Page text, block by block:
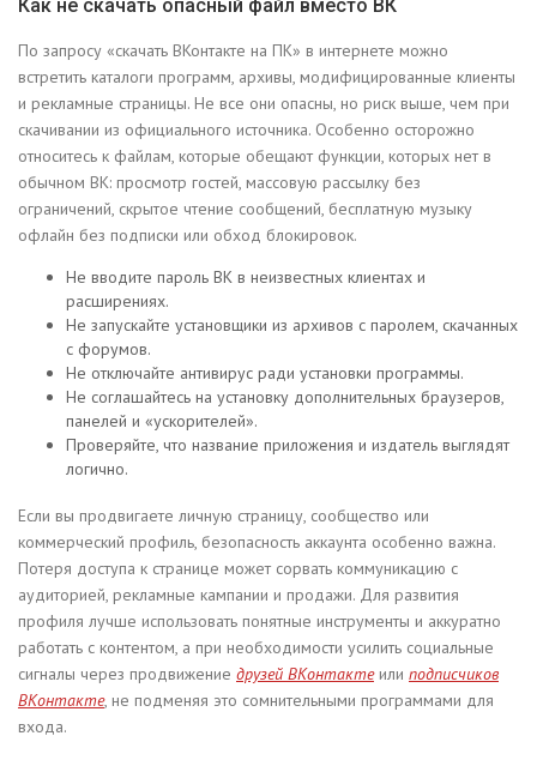
Как не скачать опасный файл вместо ВК
По запросу «скачать ВКонтакте на ПК» в интернете можно
встретить каталоги программ, архивы, модифицированные клиенты
и рекламные страницы. Не все они опасны, но риск выше, чем при
скачивании из официального источника. Особенно осторожно
относитесь к файлам, которые обещают функции, которых нет в
обычном ВК: просмотр гостей, массовую рассылку без
ограничений, скрытое чтение сообщений, бесплатную музыку
офлайн без подписки или обход блокировок.
Не вводите пароль ВК в неизвестных клиентах и
расширениях.
Не запускайте установщики из архивов с паролем, скачанных
с форумов.
Не отключайте антивирус ради установки программы.
Не соглашайтесь на установку дополнительных браузеров,
панелей и «ускорителей».
Проверяйте, что название приложения и издатель выглядят
логично.
Если вы продвигаете личную страницу, сообщество или
коммерческий профиль, безопасность аккаунта особенно важна.
Потеря доступа к странице может сорвать коммуникацию с
аудиторией, рекламные кампании и продажи. Для развития
профиля лучше использовать понятные инструменты и аккуратно
работать с контентом, а при необходимости усилить социальные
сигналы через продвижение друзей ВКонтактеили подписчиков
ВКонтакте, не подменяя это сомнительными программами для
входа.